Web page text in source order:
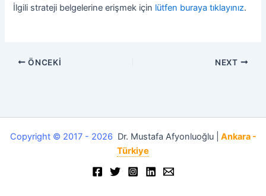
İlgili strateji belgelerine erişmek için lütfen buraya tıklayınız.
ÖNCEKI NEXT
Copyright © 2017 - 2026 Dr. Mustafa Afyonluoğlu |
Ankara -
Türkiye